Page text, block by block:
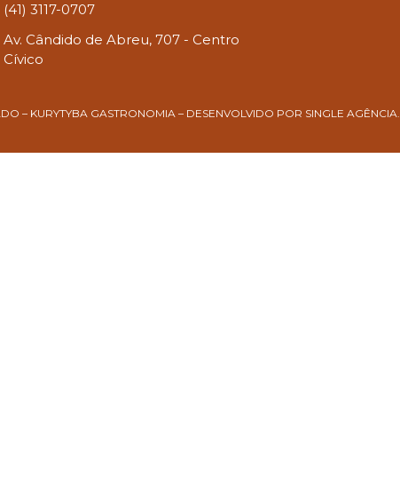
(41) 3117-0707
Av. Cândido de Abreu, 707 - Centro
Cívico
– KURYTYBA GASTRONOMIA – DESENVOLVIDO POR SINGLE AGÊNCIA.